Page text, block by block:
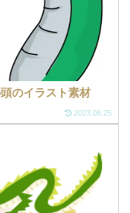
のイラスト素材
2023.06.25